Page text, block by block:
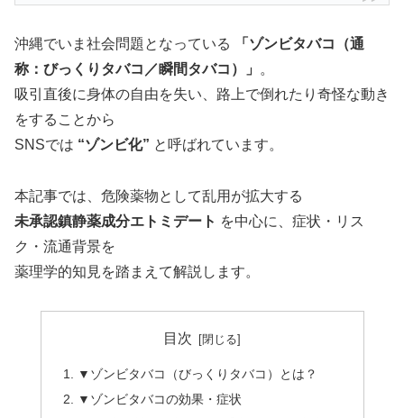
沖縄でいま社会問題となっている
「ゾンビタバコ（通
称：びっくりタバコ／瞬間タバコ）」
。
吸引直後に身体の自由を失い、路上で倒れたり奇怪な動き
をすることから
SNSでは “ゾンビ化” と呼ばれています。
本記事では、危険薬物として乱用が拡大する
未承認鎮静薬成分エトミデート を中心に、症状・リス
ク・流通背景を
薬理学的知見を踏まえて解説します。
目次
▼ゾンビタバコ（びっくりタバコ）とは？
▼ゾンビタバコの効果・症状